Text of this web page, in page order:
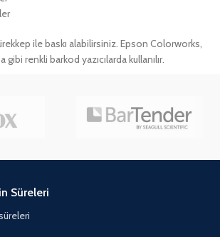
ile baskı alabilirsiniz. Epson Colorworks,
renkli barkod yazıcılarda kullanılır.
Süreleri